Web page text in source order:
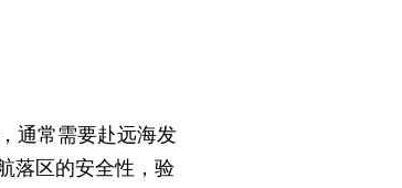
通常需要赴远海发
落区的安全性，验